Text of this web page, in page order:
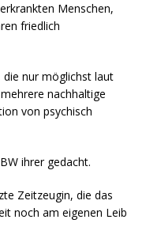
Menschen,
friedlich
die nur möglichst laut
nachhaltige
von psychisch
ihrer gedacht.
Zeitzeugin, die das
noch am eigenen Leib